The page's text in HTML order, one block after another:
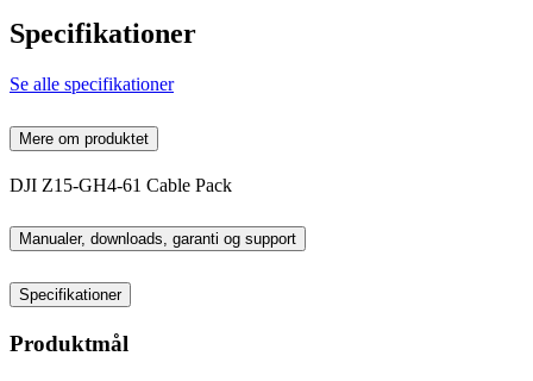
Specifikationer
Se alle specifikationer
Mere om produktet
DJI Z15-GH4-61 Cable Pack
Manualer, downloads, garanti og support
Specifikationer
Produktmål